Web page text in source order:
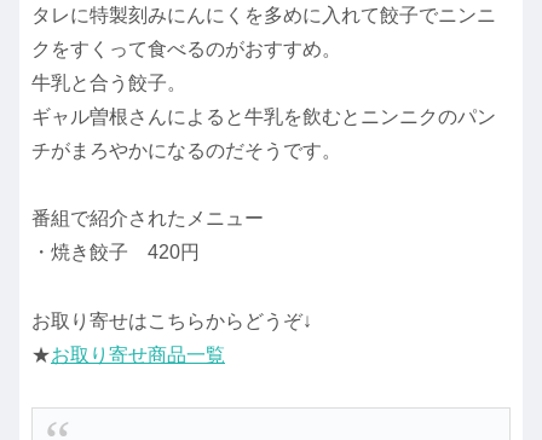
タレに特製刻みにんにくを多めに入れて餃子でニンニ
クをすくって食べるのがおすすめ。
牛乳と合う餃子。
ギャル曽根さんによると牛乳を飲むとニンニクのパン
チがまろやかになるのだそうです。
番組で紹介されたメニュー
・焼き餃子 420円
お取り寄せはこちらからどうぞ↓
★お取り寄せ商品一覧